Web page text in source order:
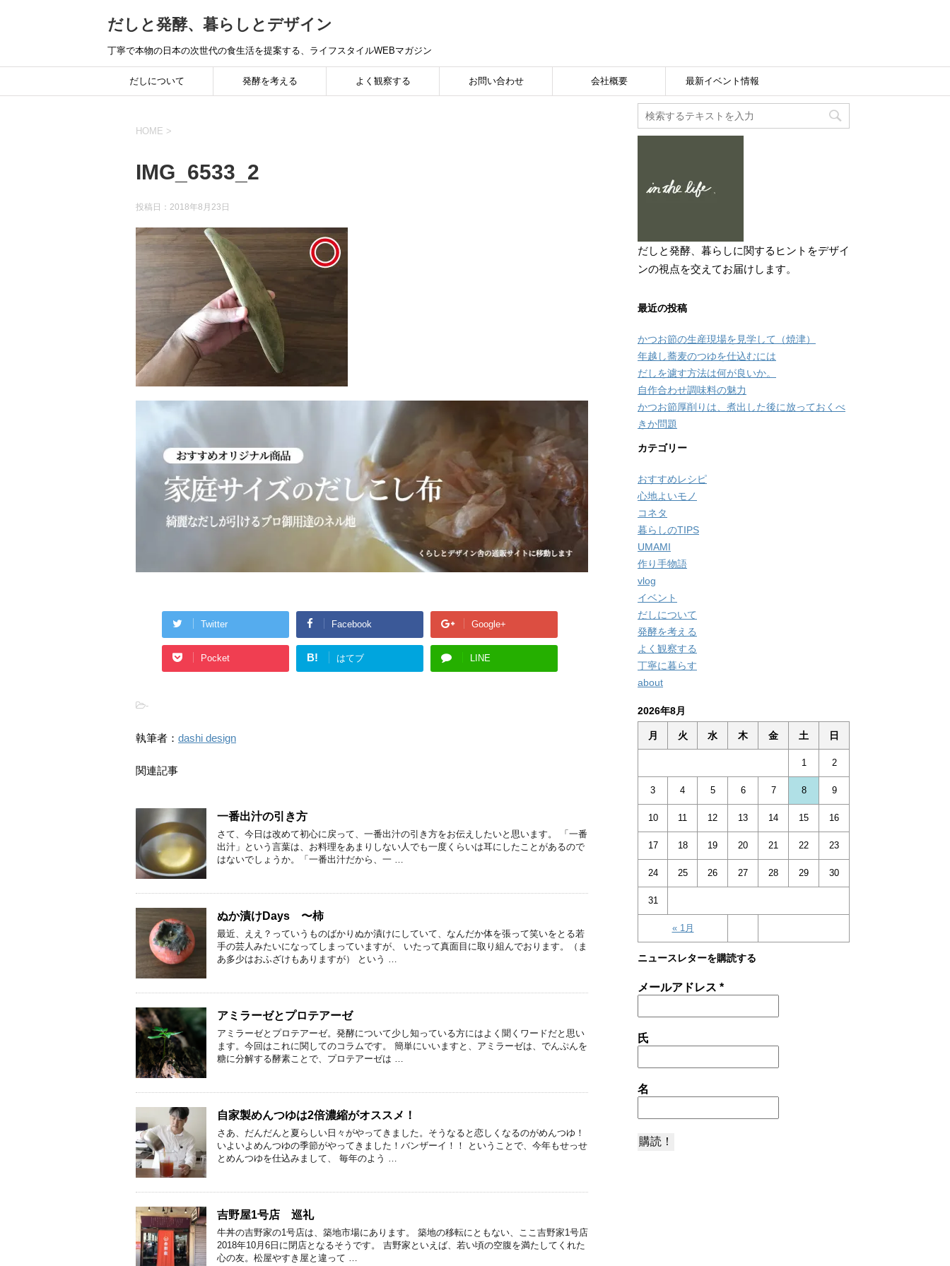
だしと発酵、暮らしとデザイン
丁寧で本物の日本の次世代の食生活を提案する、ライフスタイルWEBマガジン
だしについて 発酵を考える よく観察する お問い合わせ 会社概要 最新イベント情報
HOME >
IMG_6533_2
投稿日： 2018年8月23日
Twitter Facebook Google+
Pocket B! はてブ LINE
-
執筆者： dashi design
関連記事
一番出汁の引き方
さて、今日は改めて初心に戻って、一番出汁の引き方をお伝えしたいと思います。 「一番
出汁」という言葉は、お料理をあまりしない人でも一度くらいは耳にしたことがあるので
はないでしょうか。「一番出汁だから、一 …
ぬか漬けDays 〜柿
最近、ええ？っていうものばかりぬか漬けにしていて、なんだか体を張って笑いをとる若
手の芸人みたいになってしまっていますが、 いたって真面目に取り組んでおります。（ま
あ多少はおふざけもありますが） という …
アミラーゼとプロテアーゼ
アミラーゼとプロテアーゼ。発酵について少し知っている方にはよく聞くワードだと思い
ます。今回はこれに関してのコラムです。 簡単にいいますと、アミラーゼは、でんぷんを
糖に分解する酵素ことで、プロテアーゼは …
自家製めんつゆは2倍濃縮がオススメ！
さあ、だんだんと夏らしい日々がやってきました。そうなると恋しくなるのがめんつゆ！
いよいよめんつゆの季節がやってきました！バンザーイ！！ ということで、今年もせっせ
とめんつゆを仕込みまして、 毎年のよう …
吉野屋1号店 巡礼
牛丼の吉野家の1号店は、築地市場にあります。 築地の移転にともない、ここ吉野家1号店
2018年10月6日に閉店となるそうです。 吉野家といえば、若い頃の空腹を満たしてくれた
心の友。松屋やすき屋と違って …
だしと発酵、暮らしに関するヒントをデザイ
ンの視点を交えてお届けします。
最近の投稿
かつお節の生産現場を見学して（焼津）
年越し蕎麦のつゆを仕込むには
だしを濾す方法は何が良いか。
自作合わせ調味料の魅力
かつお節厚削りは、煮出した後に放っておくべ
きか問題
カテゴリー
おすすめレシピ
心地よいモノ
コネタ
暮らしのTIPS
UMAMI
作り手物語
vlog
イベント
だしについて
発酵を考える
よく観察する
丁寧に暮らす
about
2026年8月
月 火 水 木 金 土 日
« 1月
1 2
3 4 5 6 7 8 9
10 11 12 13 14 15 16
17 18 19 20 21 22 23
24 25 26 27 28 29 30
31
ニュースレターを購読する
メールアドレス *
氏
名